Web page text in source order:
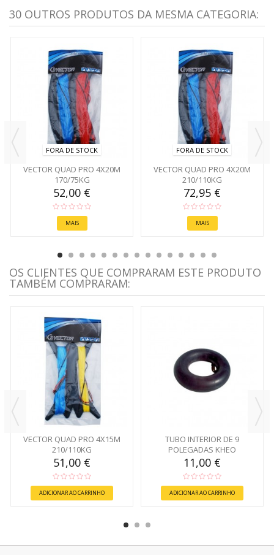
30 OUTROS PRODUTOS DA MESMA CATEGORIA:
FORA DE STOCK
VECTOR QUAD PRO 4X20M
170/75KG
52,00 €
MAIS
FORA DE STOCK
VECTOR QUAD PRO 4X20M
210/110KG
72,95 €
MAIS
OS CLIENTES QUE COMPRARAM ESTE PRODUTO
TAMBÉM COMPRARAM:
VECTOR QUAD PRO 4X15M
210/110KG
51,00 €
ADICIONAR AO CARRINHO
TUBO INTERIOR DE 9
POLEGADAS KHEO
11,00 €
ADICIONAR AO CARRINHO